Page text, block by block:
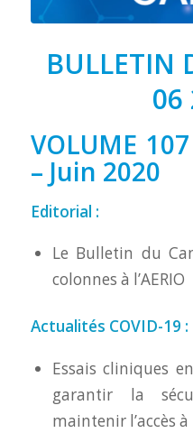
BULLETIN
06
VOLUME
– Juin 2020
Editorial :
Le Bulletin du
colonnes à l’AERIO
Actualités COVID-19 :
Essais cliniques
garantir la
maintenir l’accès